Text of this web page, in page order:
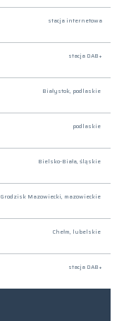
stacja internetowa
stacja DAB+
Białystok, podlaskie
podlaskie
Bielsko-Biała, śląskie
Grodzisk Mazowiecki, mazowieckie
Chełm, lubelskie
stacja DAB+